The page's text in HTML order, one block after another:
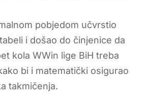
pobjedom učvrstio
i došao do činjenice da
kola WWin lige BiH treba
bi i matematički osigurao
takmičenja.